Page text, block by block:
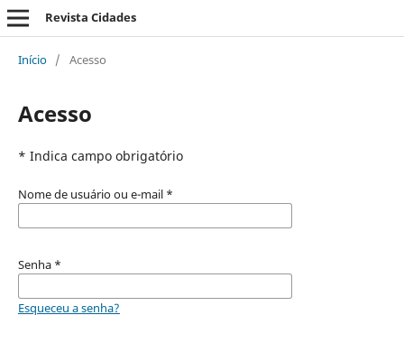
Revista Cidades
Início / Acesso
Acesso
* Indica campo obrigatório
Nome de usuário ou e-mail *
Senha *
Esqueceu a senha?